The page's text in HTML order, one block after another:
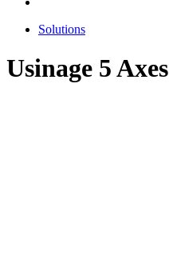
Solutions
Usinage 5 Axes